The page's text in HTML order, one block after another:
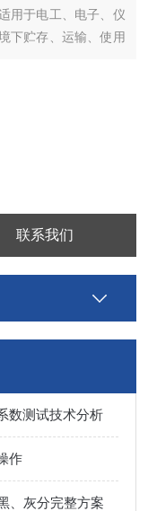
用于电工、电子、仪
下贮存、运输、使用
情况 也可用于检查试
联系我们
数测试技术分析
作
、灰分完整方案